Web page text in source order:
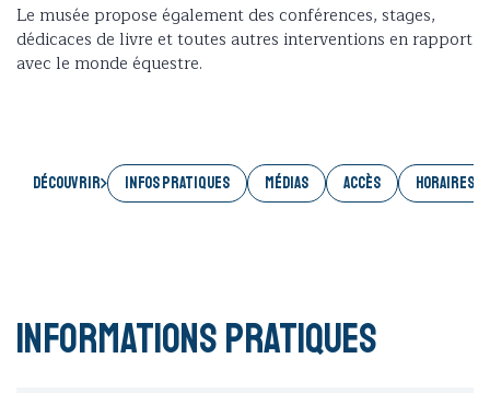
Le musée propose également des conférences, stages,
dédicaces de livre et toutes autres interventions en rapport
avec le monde équestre.
Découvrir INFOS PRATIQUES MÉDIAS ACCÈS HORAIRES
Informations pratiques